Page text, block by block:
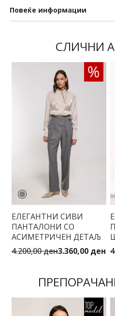
Повеќе информации
СЛИЧНИ
ЕЛЕГАНТНИ СИВИ
ПАНТАЛОНИ СО
АСИМЕТРИЧЕН ДЕТАЉ
4.200,00 ден3.360,00 ден